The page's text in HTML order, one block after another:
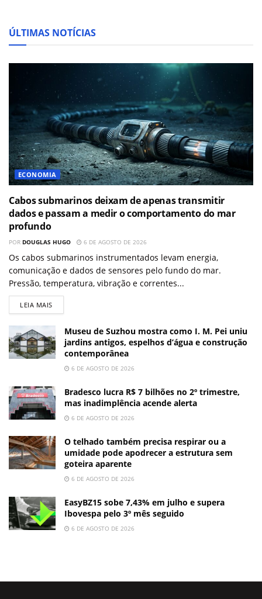
ÚLTIMAS NOTÍCIAS
ECONOMIA
Cabos submarinos deixam de apenas transmitir
dados e passam a medir o comportamento do mar
profundo
POR DOUGLAS HUGO 6 DE AGOSTO DE 2026
Os cabos submarinos instrumentados levam energia,
comunicação e dados de sensores pelo fundo do mar.
Pressão, temperatura, vibração e correntes...
LEIA MAIS
Museu de Suzhou mostra como I. M. Pei uniu
jardins antigos, espelhos d’água e construção
contemporânea
6 DE AGOSTO DE 2026
Bradesco lucra R$ 7 bilhões no 2º trimestre,
mas inadimplência acende alerta
6 DE AGOSTO DE 2026
O telhado também precisa respirar ou a
umidade pode apodrecer a estrutura sem
goteira aparente
6 DE AGOSTO DE 2026
EasyBZ15 sobe 7,43% em julho e supera
Ibovespa pelo 3º mês seguido
6 DE AGOSTO DE 2026